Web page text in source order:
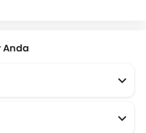
Anda